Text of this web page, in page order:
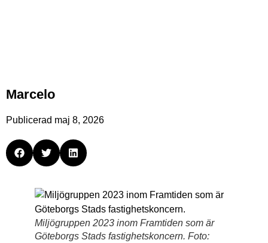
Marcelo
Publicerad maj 8, 2026
Miljögruppen 2023 inom Framtiden som är
Göteborgs Stads fastighetskoncern. Foto: